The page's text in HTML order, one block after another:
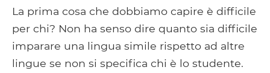
La prima cosa che dobbiamo capire è difficile
per chi? Non ha senso dire quanto sia difficile
imparare una lingua simile rispetto ad altre
lingue se non si specifica chi è lo studente.